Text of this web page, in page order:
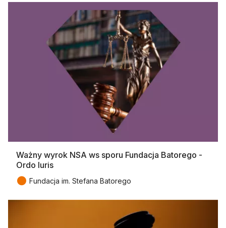
Ważny wyrok NSA ws sporu Fundacja Batorego -
Ordo Iuris
● Fundacja im. Stefana Batorego